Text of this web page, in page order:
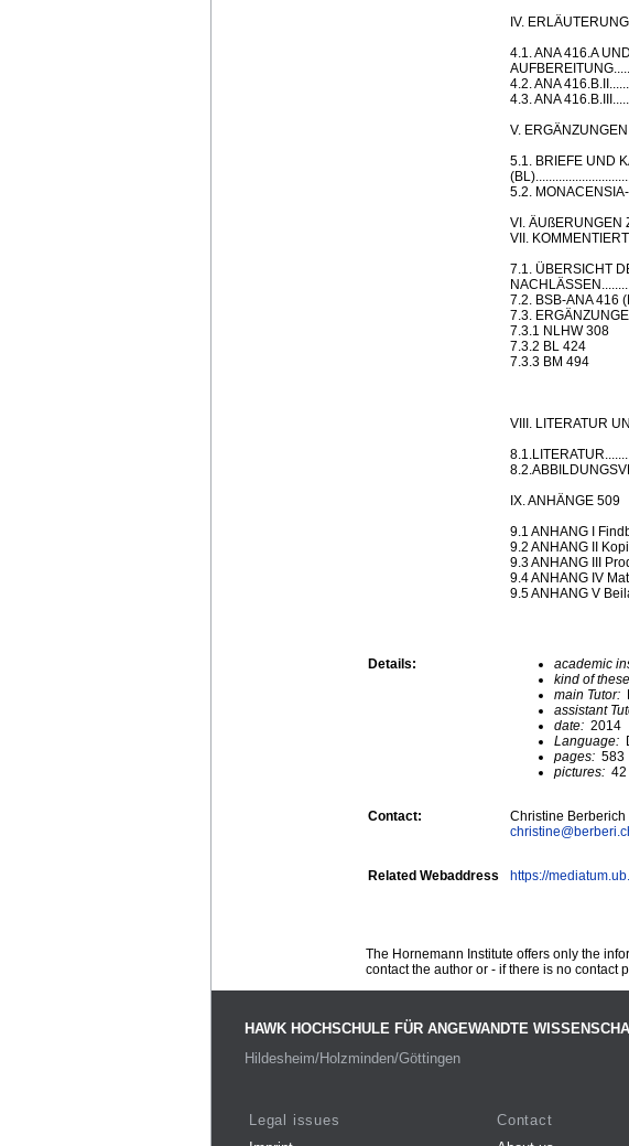
IV.
4.1. ANA 416.A
4.2. ANA
4.3. ANA
V.
5.1. BRIEFE UND
5.2. MONACENSIA-
VI. ÄUßERUNGEN
VII.
7.1. ÜBERSICHT
7.2. BSB-ANA 416
7.3.
7.3.1 NLHW 308
7.3.2 BL 424
7.3.3 BM 494
VIII. LITERATUR
IX. ANHÄNGE 509
9.1 ANHANG I
9.2 ANHANG II
9.3 ANHANG III
9.4 ANHANG IV
9.5 ANHANG V
Details: academic
kind of
main Tutor:
assistant
date: 2014
Language:
pages: 583
pictures: 42
Contact:
Christine Berberich
christine@
Related Webaddress https://
The Hornemann Institute offers only the
contact the author or - if there is no contact
HAWK HOCHSCHULE FÜR ANGEWANDTE
Hildesheim/Holzminden/Göttingen
Legal issues
Contact